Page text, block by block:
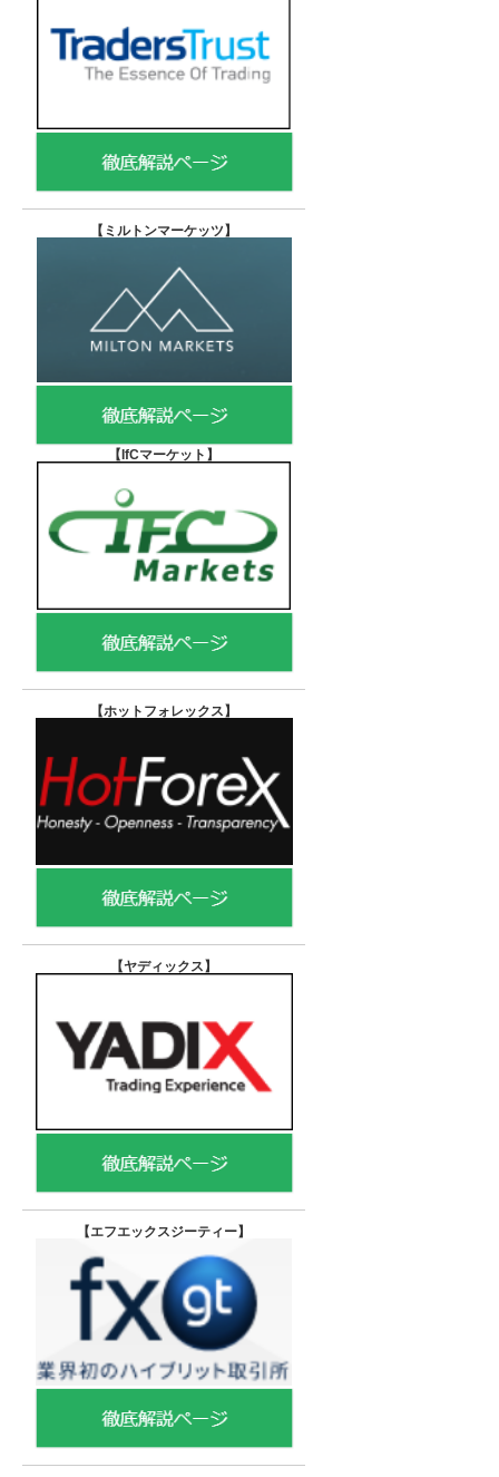
【 ミルトンマーケッツ】
【IfCマーケット 】
【ホットフォレックス 】
【ヤディックス 】
【エフエックスジーティー】